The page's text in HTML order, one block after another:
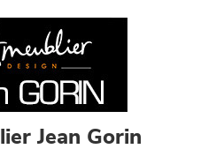
Jean Gorin